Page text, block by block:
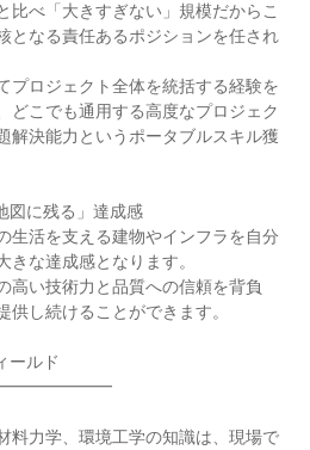
比べ「大きすぎない」規模だからこ
となる責任あるポジションを任され
プロジェクト全体を統括する経験を
どこでも通用する高度なプロジェク
解決能力というポータブルスキル獲
図に残る」達成感
生活を支える建物やインフラを自分
な達成感となります。
高い技術力と品質への信頼を背負
し続けることができます。
ールド
料力学、環境工学の知識は、現場で